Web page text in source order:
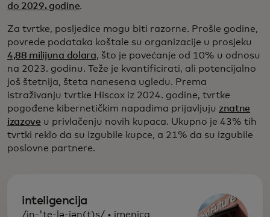
do 2029. godine.
Za tvrtke, posljedice mogu biti razorne. Prošle godine,
povrede podataka koštale su organizacije u prosjeku
4,88 milijuna dolara, što je povećanje od 10% u odnosu
na 2023. godinu. Teže je kvantificirati, ali potencijalno
još štetnija, šteta nanesena ugledu. Prema
istraživanju tvrtke Hiscox iz 2024. godine, tvrtke
pogođene kibernetičkim napadima prijavljuju znatne
izazove u privlačenju novih kupaca. Ukupno je 43% tih
tvrtki reklo da su izgubile kupce, a 21% da su izgubile
poslovne partnere.
inteligencija
/in-'te-lə-jən(t)s/ • imenica